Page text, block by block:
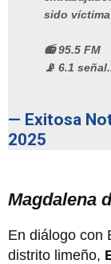
sido
📻 95.5 FM
📡 6.1
— Exitosa
2025
Magdalena
En diálogo con
distrito limeño,